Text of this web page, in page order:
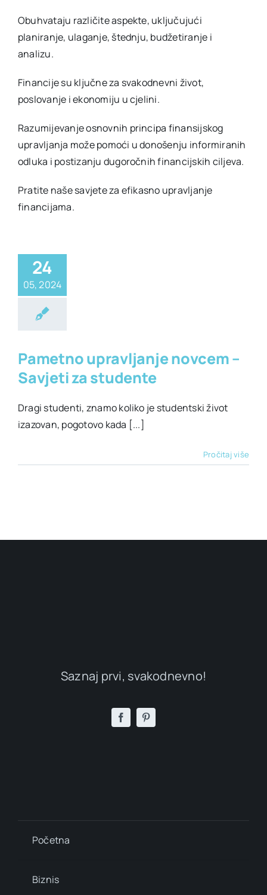
Obuhvataju različite aspekte, uključujući
planiranje, ulaganje, štednju, budžetiranje i
analizu.
Financije su ključne za svakodnevni život,
poslovanje i ekonomiju u cjelini.
Razumijevanje osnovnih principa finansijskog
upravljanja može pomoći u donošenju informiranih
odluka i postizanju dugoročnih financijskih ciljeva.
Pratite naše savjete za efikasno upravljanje
financijama.
24
05, 2024
Financije
Pametno upravljanje novcem –
Savjeti za studente
Dragi studenti, znamo koliko je studentski život
izazovan, pogotovo kada [...]
Pročitaj više
Saznaj prvi, svakodnevno!
Početna
Biznis